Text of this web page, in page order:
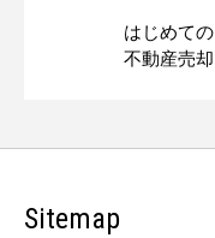
はじめての
不動産売却
Sitemap